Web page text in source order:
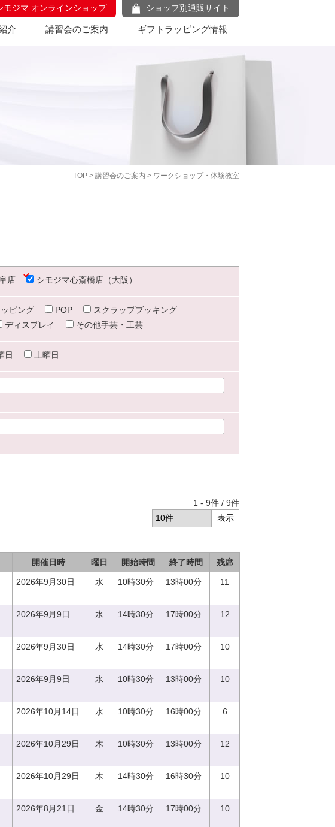
モジマ オンラインショップ ショップ別通販サイト
介 講習会のご案内 ギフトラッピング情報
TOP > 講習会のご案内 > ワークショップ・体験教室
店 シモジマ心斎橋店（大阪）
ピング POP
スクラップブッキング
ディスプレイ その他手芸・工芸
日 土曜日
1 - 9件 / 9件
開催日時 曜日 開始時間 終了時間 残席
2026年9月30日 水 10時30分 13時00分 11
2026年9月9日 水 14時30分 17時00分 12
2026年9月30日 水 14時30分 17時00分 10
2026年9月9日 水 10時30分 13時00分 10
2026年10月14日 水 10時30分 16時00分 6
2026年10月29日 木 10時30分 13時00分 12
2026年10月29日 木 14時30分 16時30分 10
2026年8月21日 金 14時30分 17時00分 10